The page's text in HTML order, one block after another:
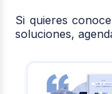
Si quieres
soluciones,